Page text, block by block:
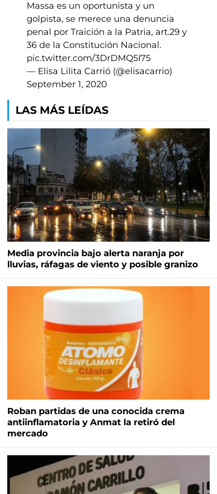
Massa es un oportunista y un
golpista, se merece una denuncia
penal por Traición a la Patria, art.29 y
36 de la Constitución Nacional.
pic.twitter.com/3DrDMQ5I75
— Elisa Lilita Carrió (@elisacarrio)
September 1, 2020
LAS MÁS LEÍDAS
Media provincia bajo alerta naranja por
lluvias, ráfagas de viento y posible granizo
Roban partidas de una conocida crema
antiinflamatoria y Anmat la retiró del
mercado